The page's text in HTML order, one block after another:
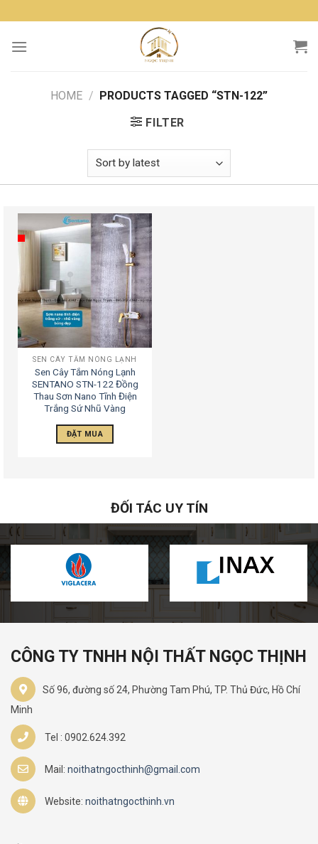
to
content
HOME / PRODUCTS TAGGED “STN-122”
FILTER
SEN CÂY TẮM NÓNG LẠNH
Sen Cây Tắm Nóng Lạnh
SENTANO STN-122 Đồng
Thau Sơn Nano Tĩnh Điện
Trắng Sứ Nhũ Vàng
ĐẶT MUA
ĐỐI TÁC UY TÍN
CÔNG TY TNHH NỘI THẤT NGỌC THỊNH
Số 96, đường số 24, Phường Tam Phú, TP. Thủ Đức, Hồ Chí
Minh
Tel : 0902.624.392
Mail: noithatngocthinh@gmail.com
Website: noithatngocthinh.vn